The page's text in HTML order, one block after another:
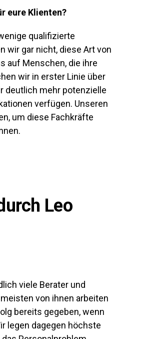
eure Klienten?
qualifizierte
wir gar nicht, diese Art von
auf Menschen, die ihre
wir in erster Linie über
deutlich mehr potenzielle
verfügen. Unseren
um diese Fachkräfte
Leo
viele Berater und
von ihnen arbeiten
bereits gegeben, wenn
legen dagegen höchste